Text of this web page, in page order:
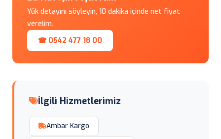
Yük detayını söyleyin, 10 dakika içinde net fiyat
verelim.
☎ 0542 477 18 00
İlgili Hizmetlerimiz
Ambar Kargo